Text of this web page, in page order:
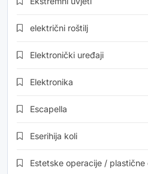
električni roštilj
Elektronički uređaji
Elektronika
Escapella
Eserihija koli
Estetske operacije /